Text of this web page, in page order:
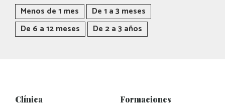
Menos de 1 mes
De 1 a 3 meses
De 6 a 12 meses
De 2 a 3 años
Clínica Formaciones